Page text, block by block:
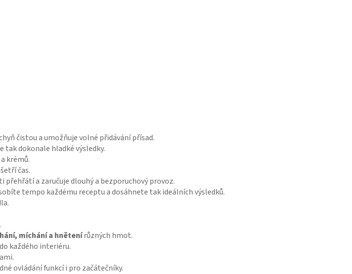
čistou a umožňuje volné přidávání přísad.
tak dokonale hladké výsledky.
krémů.
čas.
a zaručuje dlouhý a bezporuchový provoz.
tempo každému receptu a dosáhnete tak ideálních výsledků.
míchání a hnětenírůzných hmot.
každého interiéru.
ovládání funkcí i pro začátečníky.